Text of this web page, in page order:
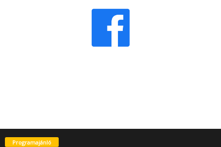
Programajánló